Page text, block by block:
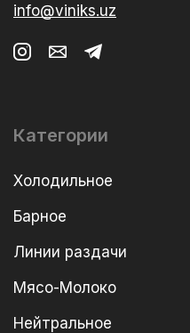
info@viniks.uz
Категории
Холодильное
Барное
Линии раздачи
Мясо-Молоко
Нейтральное